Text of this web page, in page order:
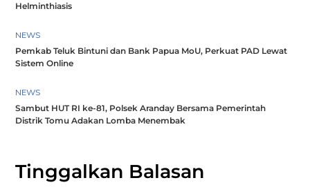
Helminthiasis
NEWS
Pemkab Teluk Bintuni dan Bank Papua MoU, Perkuat PAD Lewat
Sistem Online
NEWS
Sambut HUT RI ke-81, Polsek Aranday Bersama Pemerintah
Distrik Tomu Adakan Lomba Menembak
Tinggalkan Balasan